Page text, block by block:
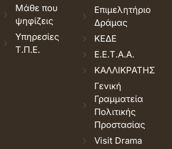
Μάθε που
ψηφίζεις
Υπηρεσίες
Τ.Π.Ε.
Επιμελητήριο
Δράμας
ΚΕΔΕ
Ε.Ε.Τ.Α.Α.
ΚΑΛΛΙΚΡΑΤΗΣ
Γενική
Γραμματεία
Πολιτικής
Προστασίας
Visit Drama